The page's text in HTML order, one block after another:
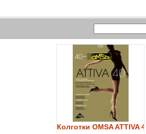
Колготки OMSA ATTIVA 40